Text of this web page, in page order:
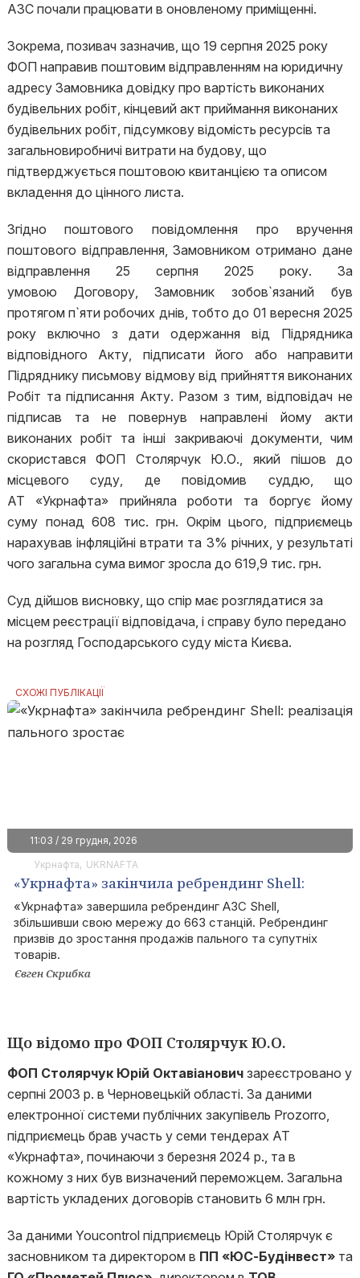
АЗС почали працювати в оновленому приміщенні.
Зокрема, позивач зазначив, що 19 серпня 2025 року
ФОП направив поштовим відправленням на юридичну
адресу Замовника довідку про вартість виконаних
будівельних робіт, кінцевий акт приймання виконаних
будівельних робіт, підсумкову відомість ресурсів та
загальновиробничі витрати на будову, що
підтверджується поштовою квитанцією та описом
вкладення до цінного листа.
Згідно поштового повідомлення про вручення
поштового відправлення, Замовником отримано дане
відправлення 25 серпня 2025 року. За
умовою Договору, Замовник зобов`язаний був
протягом п`яти робочих днів, тобто до 01 вересня 2025
року включно з дати одержання від Підрядника
відповідного Акту, підписати його або направити
Підряднику письмову відмову від прийняття виконаних
Робіт та підписання Акту. Разом з тим, відповідач не
підписав та не повернув направлені йому акти
виконаних робіт та інші закриваючі документи, чим
скористався ФОП Столярчук Ю.О., який пішов до
місцевого суду, де повідомив суддю, що
АТ «Укрнафта» прийняла роботи та боргує йому
суму понад 608 тис. грн. Окрім цього, підприємець
нарахував інфляційні втрати та 3% річних, у результаті
чого загальна сума вимог зросла до 619,9 тис. грн.
Суд дійшов висновку, що спір має розглядатися за
місцем реєстрації відповідача, і справу було передано
на розгляд Господарського суду міста Києва.
СХОЖІ ПУБЛІКАЦІЇ
11:03 / 29 грудня, 2026
Укрнафта
UKRNAFTA
«Укрнафта» закінчила ребрендинг Shell:
реалізація пального зростає
«Укрнафта» завершила ребрендинг АЗС Shell,
збільшивши свою мережу до 663 станцій. Ребрендинг
призвів до зростання продажів пального та супутніх
товарів.
Євген Скрибка
Що відомо про ФОП Столярчук Ю.О.
ФОП Столярчук Юрій Октавіановичзареєстровано у
серпні 2003 р. в Черновецькій області. За даними
електронної системи публічних закупівель Prozorro,
підприємець брав участь у семи тендерах АТ
«Укрнафта», починаючи з березня 2024 р., та в
кожному з них був визначений переможцем. Загальна
вартість укладених договорів становить 6 млн грн.
За даними Youcontrol підприємець Юрій Столярчук є
засновником та директором в ПП «ЮС-Будінвест»та